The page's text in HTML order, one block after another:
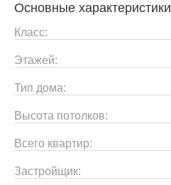
Основные характеристики
Класс:
Этажей:
Тип дома:
Высота потолков:
Всего квартир:
Застройщик: